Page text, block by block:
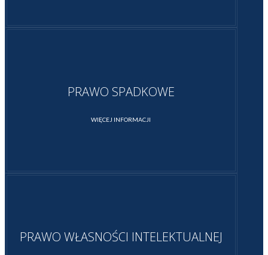
PRAWO SPADKOWE
WIĘCEJ INFORMACJI
PRAWO WŁASNOŚCI INTELEKTUALNEJ